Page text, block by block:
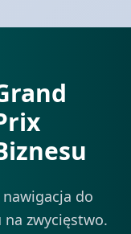
nawigacja do
zwycięstwo.